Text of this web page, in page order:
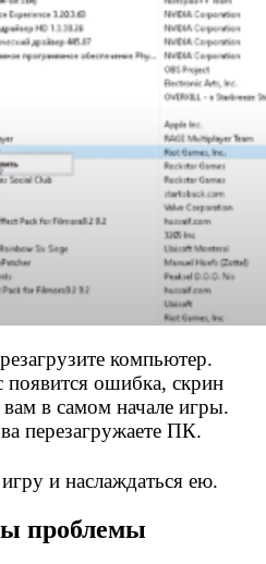
компьютер.
появится ошибка, скрин
в самом начале игры.
перезагружаете ПК.
и наслаждаться ею.
проблемы